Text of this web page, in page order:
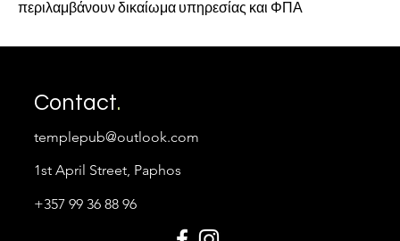
περιλαμβάνουν δικαίωμα υπηρεσίας και ΦΠΑ
Contact.
templepub@outlook.com
1st April Street, Paphos
+357 99 36 88 96